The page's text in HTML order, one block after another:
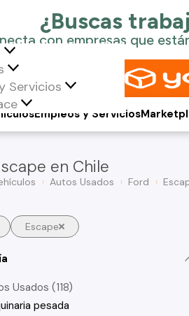
Servicios
Empleos y Servicios
en Chile
Autos Usados Ford
Escape
Usados (118)
pesada